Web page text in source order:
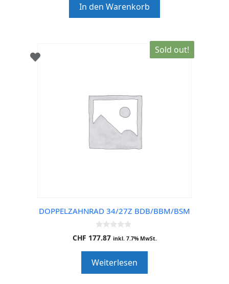
o
f
5
In den Warenkorb
Sold out!
DOPPELZAHNRAD 34/27Z BDB/BBM/BSM
0
o
o
f
5
CHF 177.87 inkl. 7.7% MwSt.
Weiterlesen